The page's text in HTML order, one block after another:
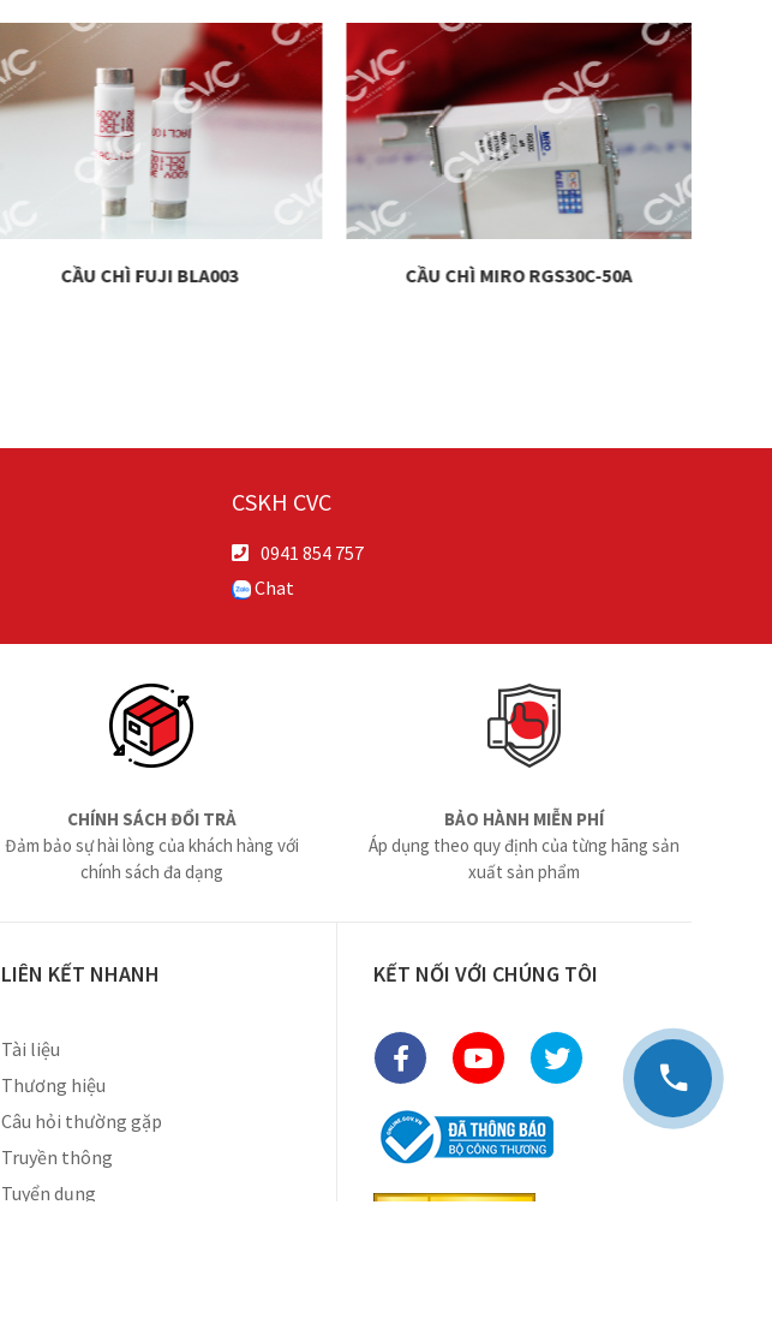
CẦU CHÌ FUJI BLA003 CẦU CHÌ MIRO RGS30C-50A
CSKH CVC
0941 854 757
Chat
CHÍNH SÁCH ĐỔI TRẢ
Đảm bảo sự hài lòng của khách hàng với
chính sách đa dạng
BẢO HÀNH MIỄN PHÍ
Áp dụng theo quy định của từng hãng sản
xuất sản phẩm
LIÊN KẾT NHANH
Tài liệu
Thương hiệu
Câu hỏi thường gặp
Truyền thông
Tuyển dụng
KẾT NỐI VỚI CHÚNG TÔI